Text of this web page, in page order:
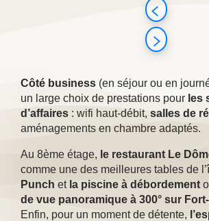
Côté business (en séjour ou en
un large choix de prestations pour les
d’affaires : wifi haut-débit, salles de
aménagements en chambre adaptés.
Au 8ème étage, le restaurant Le
comme une des meilleures tables de
Punch et la piscine à débordement
de vue panoramique à 300° sur
Enfin, pour un moment de détente,